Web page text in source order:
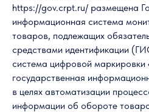
https://gov.crpt.ru/ размещена
информационная система
товаров, подлежащих
средствами идентификации
система цифровой
государственная
в целях автоматизации
информации об обороте